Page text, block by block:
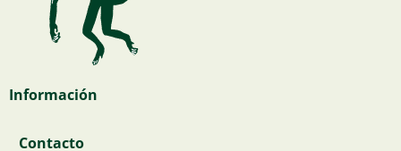
Información
Contacto